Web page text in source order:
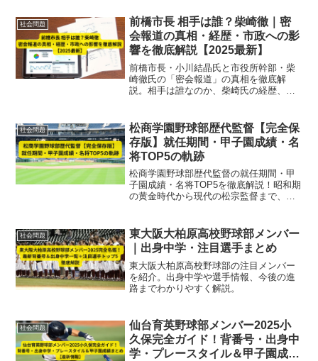
社会問題
前橋市長 相手は誰？柴崎徹｜密
会報道の真相・経歴・市政への影
響を徹底解説【2025最新】
前橋市長・小川結晶氏と市役所幹部・柴
崎徹氏の「密会報道」の真相を徹底解
説。相手は誰なのか、柴崎氏の経歴、市
社会問題
松商学園野球部歴代監督【完全保
存版】就任期間・甲子園成績・名
将TOP5の軌跡
松商学園野球部歴代監督の就任期間・甲
子園成績・名将TOP5を徹底解説！昭和期
の黄金時代から現代の松宗監督まで、強
社会問題
東大阪大柏原高校野球部メンバー
｜出身中学・注目選手まとめ
東大阪大柏原高校野球部の注目メンバー
を紹介。出身中学や選手情報、今後の進
路までわかりやすく解説。
社会問題
仙台育英野球部メンバー2025小
久保完全ガイド！背番号・出身中
学・プレースタイル＆甲子園成績